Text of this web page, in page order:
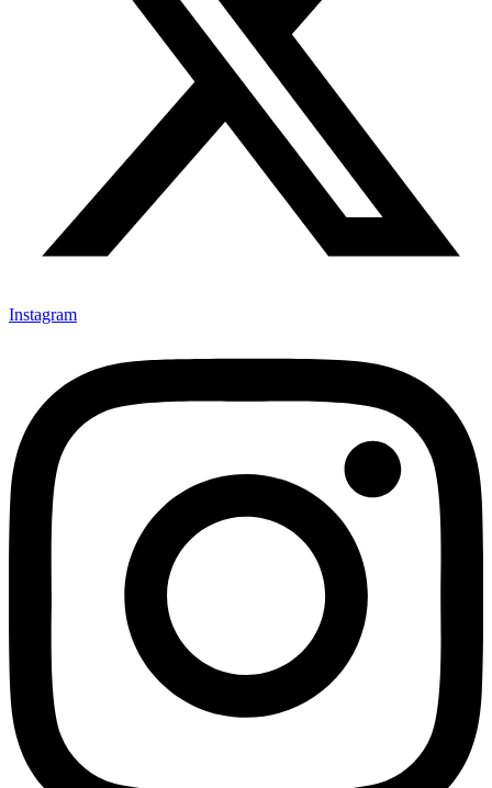
Instagram